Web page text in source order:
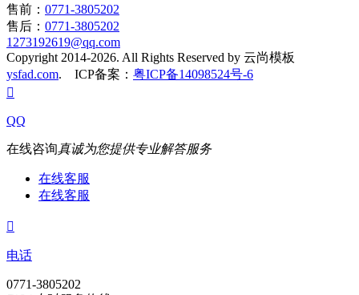
售前： 0771-3805202
售后： 0771-3805202
1273192619@qq.com
Copyright 2014-2026. All Rights Reserved by 云尚模板
ysfad.com. ICP备案： 粤ICP备14098524号-6

QQ
在线咨询真诚为您提供专业解答服务
在线客服
在线客服

电话
0771-3805202